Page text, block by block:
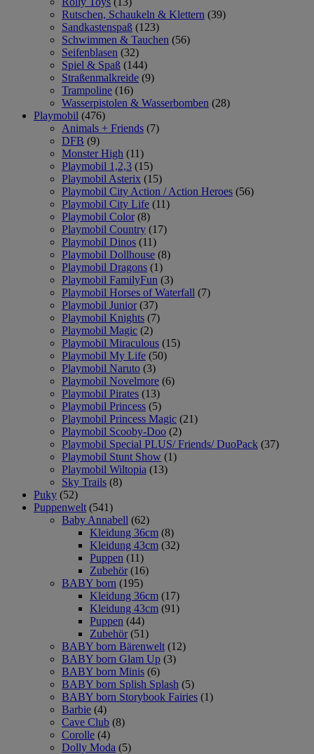
Rutschen, Schaukeln & Klettern (39)
Sandkastenspaß (123)
Schwimmen & Tauchen (56)
Seifenblasen (32)
Spiel & Spaß (144)
Straßenmalkreide (9)
Trampoline (16)
Wasserpistolen & Wasserbomben (28)
Playmobil (476)
Animals + Friends (7)
DFB (9)
Monster High (11)
Playmobil 1,2,3 (15)
Playmobil Asterix (15)
Playmobil City Action / Action Heroes (56)
Playmobil City Life (11)
Playmobil Color (8)
Playmobil Country (17)
Playmobil Dinos (11)
Playmobil Dollhouse (8)
Playmobil Dragons (1)
Playmobil FamilyFun (3)
Playmobil Horses of Waterfall (7)
Playmobil Junior (37)
Playmobil Knights (7)
Playmobil Magic (2)
Playmobil Miraculous (15)
Playmobil My Life (50)
Playmobil Naruto (3)
Playmobil Novelmore (6)
Playmobil Pirates (13)
Playmobil Princess (5)
Playmobil Princess Magic (21)
Playmobil Scooby-Doo (2)
Playmobil Special PLUS/ Friends/ DuoPack (37)
Playmobil Stunt Show (1)
Playmobil Wiltopia (13)
Sky Trails (8)
Puky (52)
Puppenwelt (541)
Baby Annabell (62)
Kleidung 36cm (8)
Kleidung 43cm (32)
Puppen (11)
Zubehör (16)
BABY born (195)
Kleidung 36cm (17)
Kleidung 43cm (91)
Puppen (44)
Zubehör (51)
BABY born Bärenwelt (12)
BABY born Glam Up (3)
BABY born Minis (6)
BABY born Splish Splash (5)
BABY born Storybook Fairies (1)
Barbie (4)
Cave Club (8)
Corolle (4)
Dolly Moda (5)